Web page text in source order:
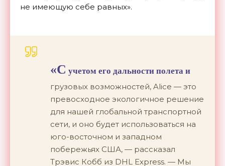
не имеющую себе равных».
«С учетом его дальности полета и
грузовых возможностей, Alice — это
превосходное экологичное решение
для нашей глобальной транспортной
сети, и оно будет использоваться на
юго-восточном и западном
побережьях США, — рассказал
Трэвис Кобб из DHL Express. — Мы